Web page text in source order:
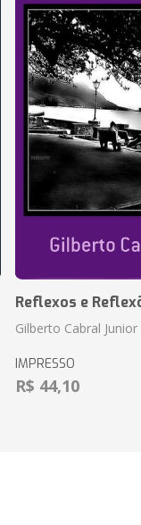
Reflexos e
Gilberto Cabral Junior
IMPRESSO
R$ 44,10